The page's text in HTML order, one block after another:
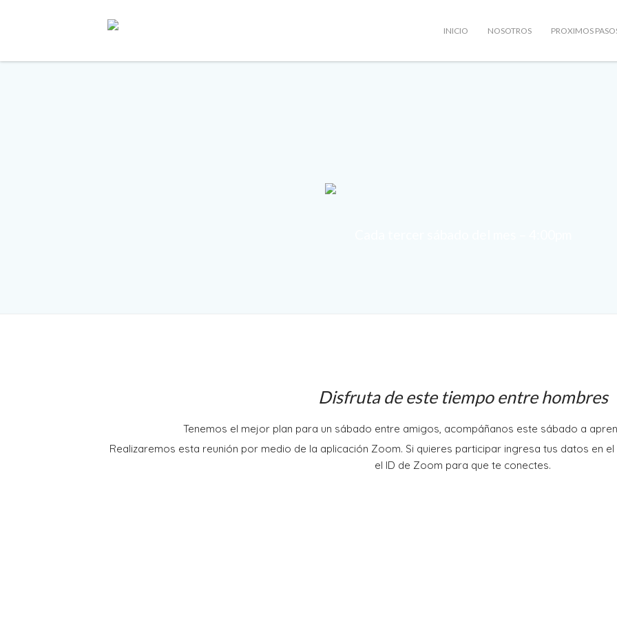
INICIO NOSOTROS PROXIMOS
Disfruta de este tiempo entre hombres
Tenemos el mejor plan para un sábado entre amigos, acompáñanos este sábado a
Realizaremos esta reunión por medio de la aplicación Zoom. Si quieres participar ingresa tus datos en
el ID de Zoom para que te conectes.